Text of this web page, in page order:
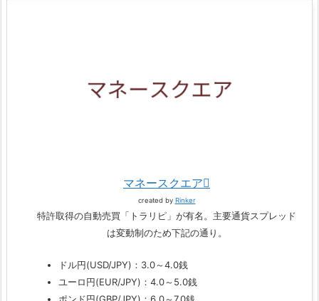
マネースクエア
created by Rinker
特許取得の自動売買「トラリピ」が有名。主要通貨スプレッド
は変動制のため下記の通り。
ドル円(USD/JPY)：3.0～4.0銭
ユーロ円(EUR/JPY)：4.0～5.0銭